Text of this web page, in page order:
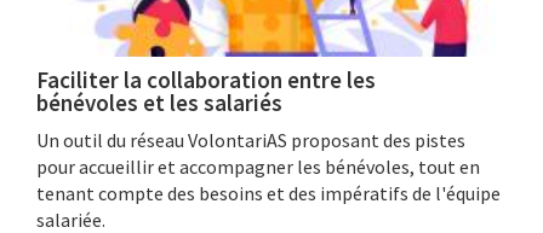
Faciliter la collaboration entre les
bénévoles et les salariés
Un outil du réseau VolontariAS proposant des pistes
pour accueillir et accompagner les bénévoles, tout en
tenant compte des besoins et des impératifs de l'équipe
salariée.